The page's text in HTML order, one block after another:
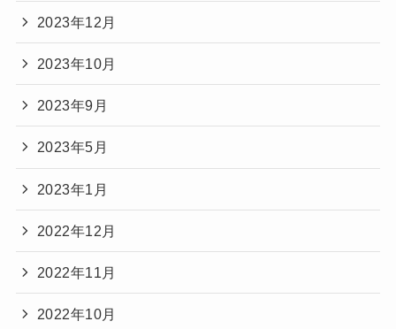
2023年12月
2023年10月
2023年9月
2023年5月
2023年1月
2022年12月
2022年11月
2022年10月